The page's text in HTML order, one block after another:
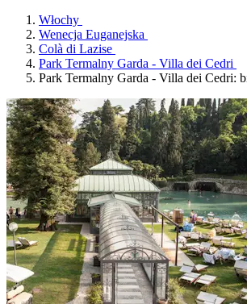
Włochy
Wenecja Euganejska
Colà di Lazise
Park Termalny Garda - Villa dei Cedri
Park Termalny Garda - Villa dei Cedri: